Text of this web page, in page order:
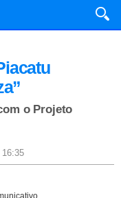
o Projeto
16:35